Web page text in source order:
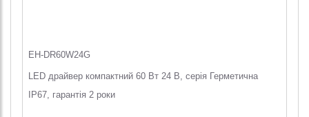
EH-DR60W24G
LED драйвер компактний 60 Вт 24 В, серія Герметична
IP67, гарантія 2 роки